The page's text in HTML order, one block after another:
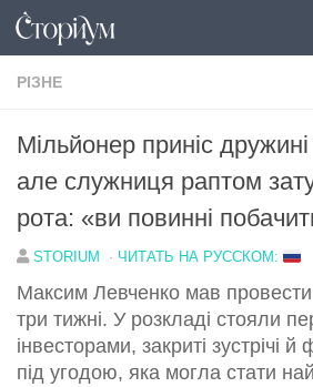
Перейти до вмісту
РІЗНЕ
Мільйонер приніс
але служниця раптом
рота: «ви повинні
STORIUM · ЧИТАТЬ НА РУССКОМ:
Максим Левченко мав
три тижні. У розкладі стояли
інвесторами, закриті зустрічі
під угодою, яка могла стати